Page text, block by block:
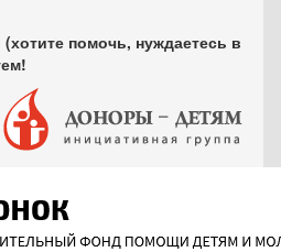
помочь, нуждаетесь в